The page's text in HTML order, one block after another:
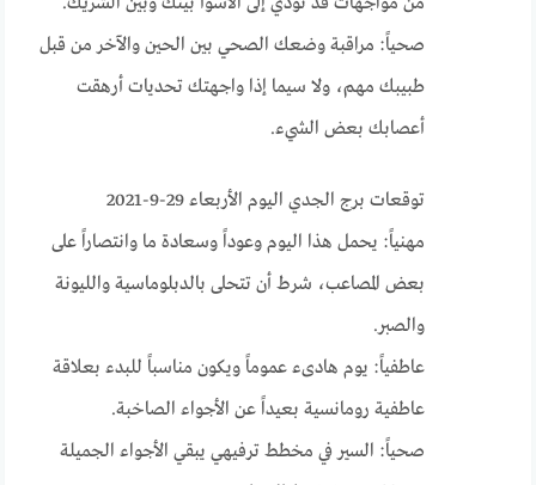
صحياً: مراقبة وضعك الصحي بين الحين والآخر من قبل
طبيبك مهم، ولا سيما إذا واجهتك تحديات أرهقت
أعصابك بعض الشيء.
توقعات برج الجدي اليوم الأربعاء 29-9-2021
مهنياً: يحمل هذا اليوم وعوداً وسعادة ما وانتصاراً على
بعض المصاعب، شرط أن تتحلى بالدبلوماسية والليونة
والصبر.
عاطفياً: يوم هادىء عموماً ويكون مناسباً للبدء بعلاقة
عاطفية رومانسية بعيداً عن الأجواء الصاخبة.
صحياً: السير في مخطط ترفيهي يبقي الأجواء الجميلة